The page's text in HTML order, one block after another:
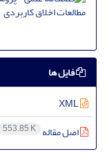
فایل ها
اصل مقاله 553.85 K